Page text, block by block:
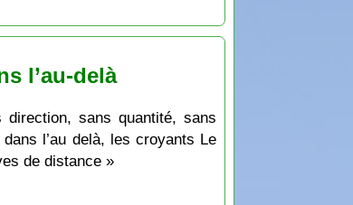
l’au-delà
sans quantité, sans
l’au delà, les croyants Le
de distance »